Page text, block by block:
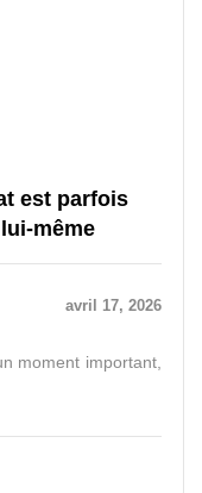
est parfois
même
avril 17, 2026
moment important,